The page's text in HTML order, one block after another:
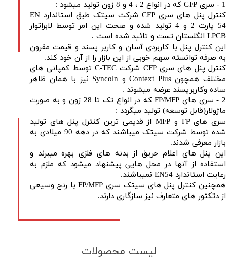
1 - سری CFP که در انواع 2 ، 4 و 8 زون تولید میشود :
کنترل پنل های سری CFP شرکت سیتک طبق استاندارد EN
54 پارت 2 و 4 تولید شده و صحت این امر توسط لابراتوار
LPCB انگلستان تست و تائید شده است .
این کنترل پنل با کاربردی آسان و کاربر پسند و قیمت مقرون
به صرفه توانسته سهم خوبی از این بازار را از آن خود کند.
کنترل پنل های سری CFP شرکت C-TEC توسط کمپانی های
مختلف همچون Context Plus و Syncoln نیز با همان ظاهر
ساده وکاربرپسند عرضه میشوند .
2 - سری های FP/MFP که در انواع تک تا 28 زون و به صورت
ماژولار(قابل توسعه) تولید میگردد :
سری های FP و MFP از قدیمی ترین کنترل پنل های تولید
شده توسط شرکت سیتک میباشند که در دهه 90 میلادی به
بازار معرفی شدند.
این پنل های اعلام حریق از بدنه های فلزی بهره میبرند و
استفاده از آنها در محل هایی پیشنهاد میشود که ملزم به
رعایت استاندارد EN54 نمیباشند.
همچنین کنترل پنل های سیتک سری FP/MFP با رنج وسیعی
از دتکتور های متعارف نیز سازگاری دارند.
لیست محصولات